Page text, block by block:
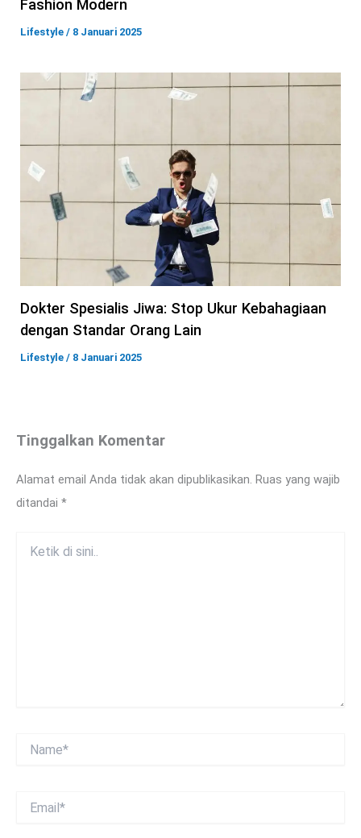
Fashion Modern
Lifestyle / 8 Januari 2025
Dokter Spesialis Jiwa: Stop Ukur Kebahagiaan
dengan Standar Orang Lain
Lifestyle / 8 Januari 2025
Tinggalkan Komentar
Alamat email Anda tidak akan dipublikasikan. Ruas yang wajib
ditandai *